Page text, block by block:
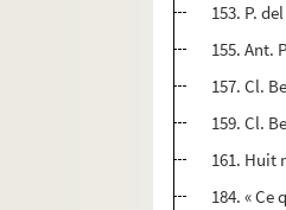
153. P.
155. Ant.
157. Cl.
159. Cl.
161. Huit
184. «